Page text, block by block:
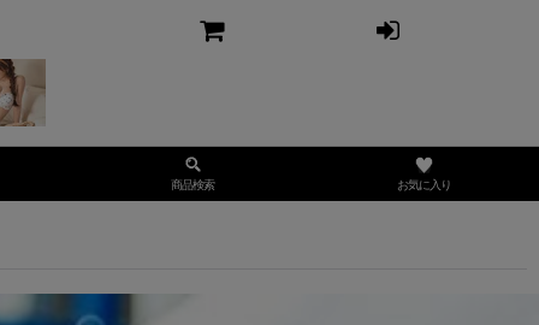
商品検索 お気に入り